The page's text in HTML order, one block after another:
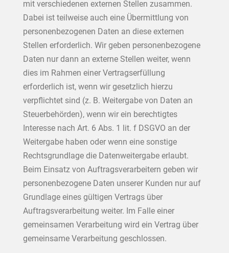
mit verschiedenen externen Stellen zusammen.
Dabei ist teilweise auch eine Übermittlung von
personenbezogenen Daten an diese externen
Stellen erforderlich. Wir geben personenbezogene
Daten nur dann an externe Stellen weiter, wenn
dies im Rahmen einer Vertragserfüllung
erforderlich ist, wenn wir gesetzlich hierzu
verpflichtet sind (z. B. Weitergabe von Daten an
Steuerbehörden), wenn wir ein berechtigtes
Interesse nach Art. 6 Abs. 1 lit. f DSGVO an der
Weitergabe haben oder wenn eine sonstige
Rechtsgrundlage die Datenweitergabe erlaubt.
Beim Einsatz von Auftragsverarbeitern geben wir
personenbezogene Daten unserer Kunden nur auf
Grundlage eines gültigen Vertrags über
Auftragsverarbeitung weiter. Im Falle einer
gemeinsamen Verarbeitung wird ein Vertrag über
gemeinsame Verarbeitung geschlossen.